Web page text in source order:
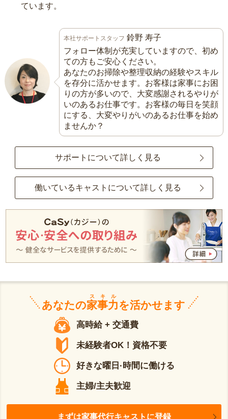
ています。
本社サポートスタッフ 鈴野 寿子
フォロー体制が充実していますので、初め
ての方もご安心ください。
あなたのお掃除や整理収納の経験やスキル
を存分に活かせます。お客様は家事にお困
りの方が多いので、大変感謝されるやりが
いのあるお仕事です。お客様の毎日を笑顔
にする、大変やりがいのあるお仕事を始め
ませんか？
サポートについて詳しく見る
働いているキャストについて詳しく見る
あなたの家事力
スキル
を活かせます
高時給 + 交通費
未経験者OK！資格不要
好きな曜日·時間に働ける
主婦/主夫歓迎
まずは家事代行キャストに登録